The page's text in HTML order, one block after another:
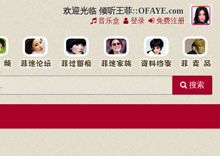
欢迎光临 倾听王菲::OFAYE.com
音乐盒 登录 免费注册
搜索